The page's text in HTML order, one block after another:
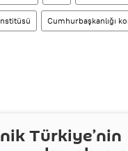
Cumhurbaşkanlığı
Türkiye’nin